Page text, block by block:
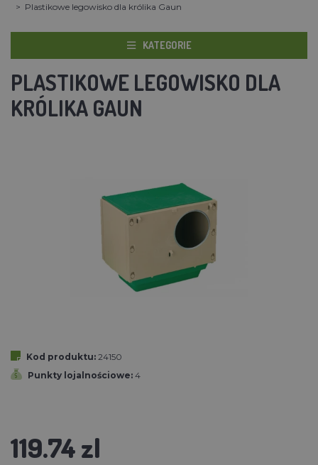
Plastikowe legowisko dla królika Gaun
KATEGORIE
PLASTIKOWE LEGOWISKO DLA
KRÓLIKA GAUN
Kod produktu: 24150
Punkty lojalnościowe: 4
119.74 zl